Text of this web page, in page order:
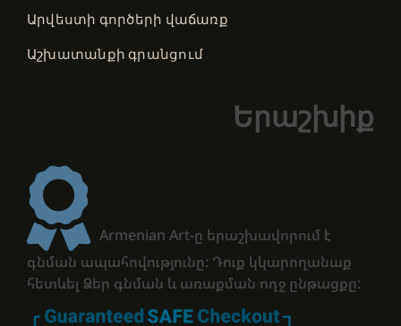
Արվեստի գործերի վաճառք
Աշխատանքի գրանցում
Երաշխիք
Armenian Art-ը երաշխավորում է
գնման ապահովությունը: Դուք կկարողանաք
հետևել Ձեր գնման և առաքման ողջ ընթացքը: